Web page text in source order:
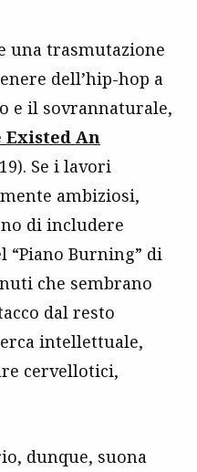
una trasmutazione
dell’hip-hop a
e il sovrannaturale,
Existed An
Se i lavori
ambiziosi,
di includere
Burning” di
che sembrano
dal resto
intellettuale,
cervellotici,
dunque, suona